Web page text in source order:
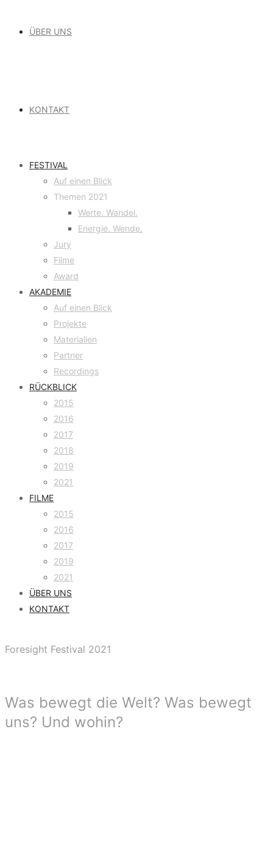
ÜBER UNS
KONTAKT
FESTIVAL
Auf einen Blick
Themen 2021
Werte. Wandel.
Energie. Wende.
Jury
Filme
Award
AKADEMIE
Auf einen Blick
Projekte
Materialien
Partner
Recordings
RÜCKBLICK
2015
2016
2017
2018
2019
2021
FILME
2015
2016
2017
2019
2021
ÜBER UNS
KONTAKT
Foresight Festival 2021
Was bewegt die Welt? Was bewegt
uns? Und wohin?